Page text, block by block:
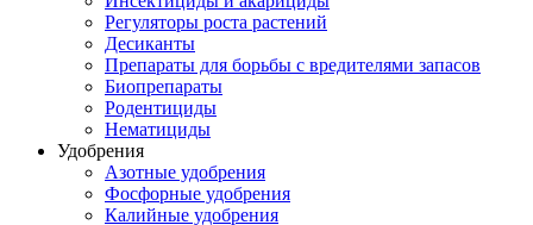
Регуляторы роста растений
Десиканты
Препараты для борьбы с вредителями запасов
Биопрепараты
Родентициды
Нематициды
Удобрения
Азотные удобрения
Фосфорные удобрения
Калийные удобрения